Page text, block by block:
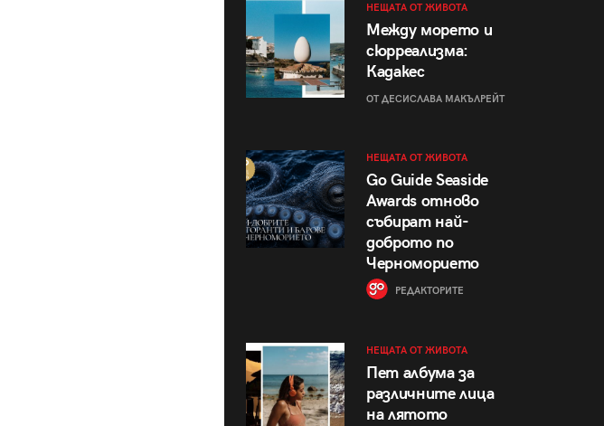
НЕЩАТА ОТ ЖИВОТА
Между морето и
сюрреализма:
Кадакес
ОТ ДЕСИСЛАВА МАКЪЛРЕЙТ
НЕЩАТА ОТ ЖИВОТА
Go Guide Seaside
Awards отново
събират най-
доброто по
Черноморието
РЕДАКТОРИТЕ
НЕЩАТА ОТ ЖИВОТА
Пет албума за
различните лица
на лятото